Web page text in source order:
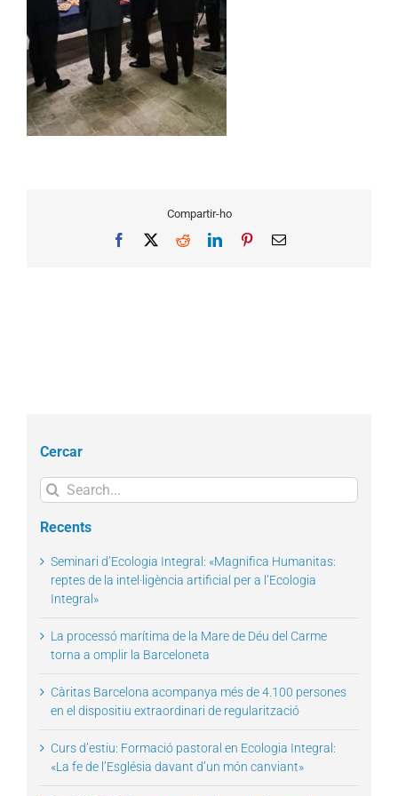
Compartir-ho
Facebook RedditLinkedInPinterestEmail
Cercar
Search
for:
Recents
Seminari d’Ecologia Integral: «Magnifica Humanitas:
reptes de la intel·ligència artificial per a l’Ecologia
Integral»
La processó marítima de la Mare de Déu del Carme
torna a omplir la Barceloneta
Càritas Barcelona acompanya més de 4.100 persones
en el dispositiu extraordinari de regularització
Curs d’estiu: Formació pastoral en Ecologia Integral:
«La fe de l’Església davant d’un món canviant»